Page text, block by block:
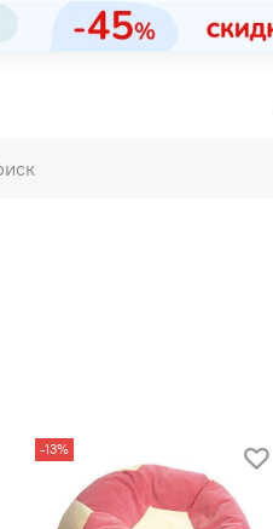
-13%